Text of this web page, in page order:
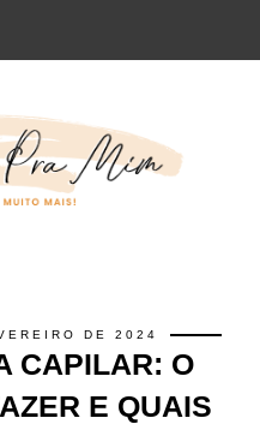
DE 2024
CAPILAR: O
E QUAIS